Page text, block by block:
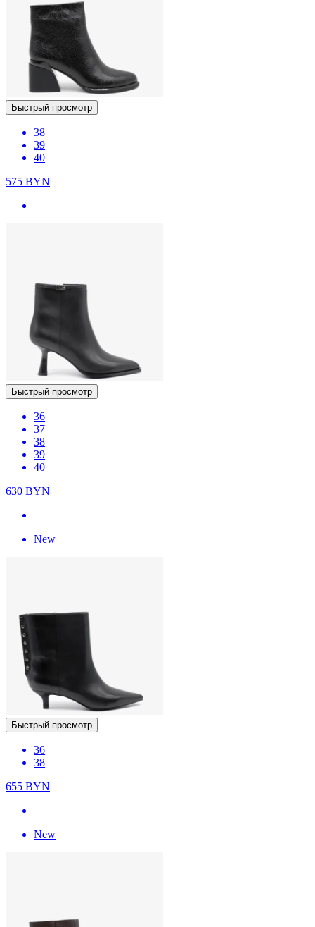
Быстрый просмотр
38
39
40
575 BYN
Быстрый просмотр
36
37
38
39
40
630 BYN
New
Быстрый просмотр
36
38
655 BYN
New